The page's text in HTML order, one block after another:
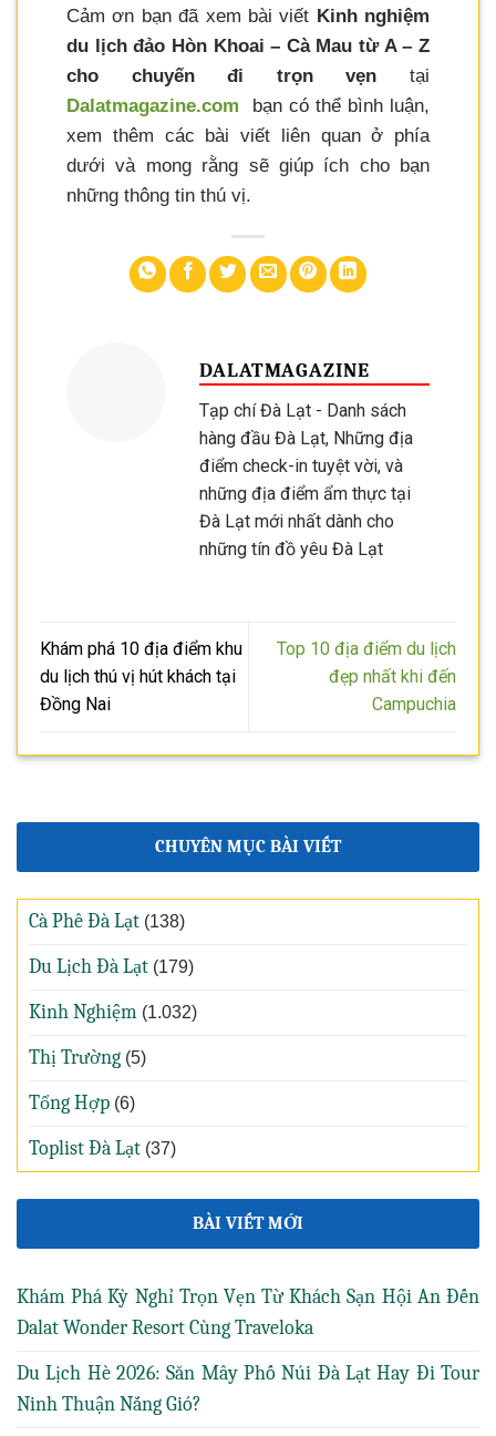
Cảm ơn bạn đã xem bài viết Kinh nghiệm
du lịch đảo Hòn Khoai – Cà Mau từ A – Z
cho chuyến đi trọn vẹn tại
Dalatmagazine.com
bạn có thể bình luận,
xem thêm các bài viết liên quan ở phía
dưới và mong rằng sẽ giúp ích cho bạn
những thông tin thú vị.
DALATMAGAZINE
Tạp chí Đà Lạt - Danh sách
hàng đầu Đà Lạt, Những địa
điểm check-in tuyệt vời, và
những địa điểm ẩm thực tại
Đà Lạt mới nhất dành cho
những tín đồ yêu Đà Lạt
Khám phá 10 địa điểm khu
du lịch thú vị hút khách tại
Đồng Nai
Top 10 địa điểm du lịch
đẹp nhất khi đến
Campuchia
CHUYÊN MỤC BÀI VIẾT
Cà Phê Đà Lạt (138)
Du Lịch Đà Lạt (179)
Kinh Nghiệm (1.032)
Thị Trường (5)
Tổng Hợp (6)
Toplist Đà Lạt (37)
BÀI VIẾT MỚI
Khám Phá Kỳ Nghỉ Trọn Vẹn Từ Khách Sạn Hội An Đến
Dalat Wonder Resort Cùng Traveloka
Du Lịch Hè 2026: Săn Mây Phố Núi Đà Lạt Hay Đi Tour
Ninh Thuận Nắng Gió?